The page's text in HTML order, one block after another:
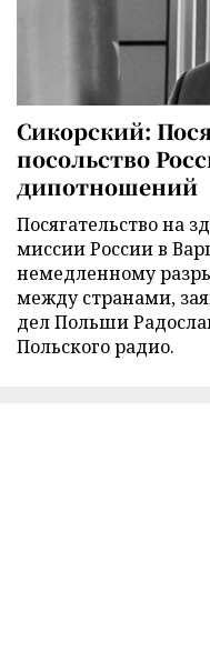
Сикорский:
посольство
дипотношений
Посягательство на
миссии России в
немедленному
между странами,
дел Польши
Польского радио.